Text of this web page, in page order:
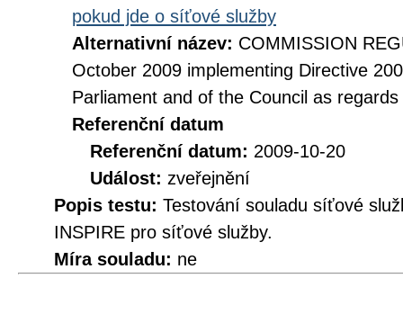
pokud jde o síťové služby
Alternativní název: COMMISSION
October 2009 implementing Directive
Parliament and of the Council as
Referenční datum
Referenční datum: 2009-10-20
Událost: zveřejnění
Popis testu: Testování souladu síťové
INSPIRE pro síťové služby.
Míra souladu: ne